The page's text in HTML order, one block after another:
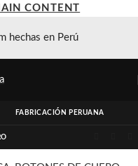
CONTENT
hechas en Perú
FABRICACIÓN PERUANA